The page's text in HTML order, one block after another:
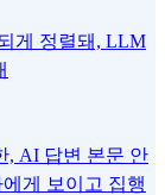
게 정렬돼, LLM
, AI 답변 본문 안
게 보이고 집행